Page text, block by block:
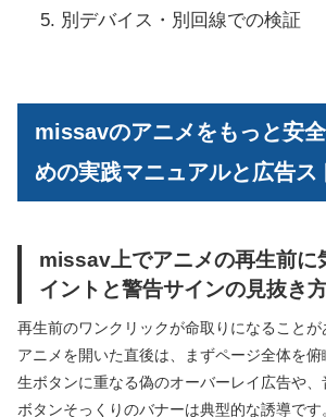
別デバイス・別回線での検証
missavのアニメをもっと安
めの実践マニュアルと広告ス
missav上でアニメの再生前に
イントと警告サインの見抜き
再生前のワンクリックが命取りになること
アニメを開いた直後は、まずページ全体を
生ボタンに重なる偽のオーバーレイ広告や
ボタンそっくりのバナーは典型的な誘導です